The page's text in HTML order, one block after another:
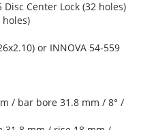
Disc Center Lock (32 holes)
holes)
or INNOVA 54-559
/ bar bore 31.8 mm / 8° /